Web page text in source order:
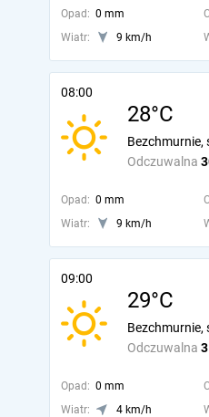
Opad: 0 mm
Wiatr:
9 km/h
08:00
28°C
Odczuwalna
Bezchmurnie,
Opad: 0 mm
Wiatr:
9 km/h
09:00
29°C
Odczuwalna
Bezchmurnie,
Opad: 0 mm
Wiatr:
4 km/h